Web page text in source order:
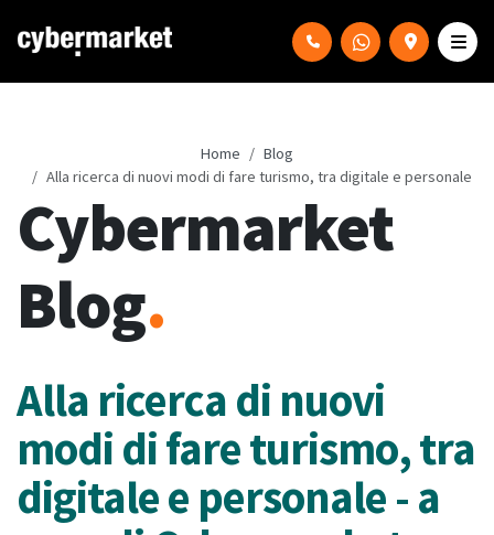
Home
Blog
Alla ricerca di nuovi modi di fare turismo, tra digitale e personale
Cybermarket
Blog.
Alla ricerca di nuovi
modi di fare turismo, tra
digitale e personale - a